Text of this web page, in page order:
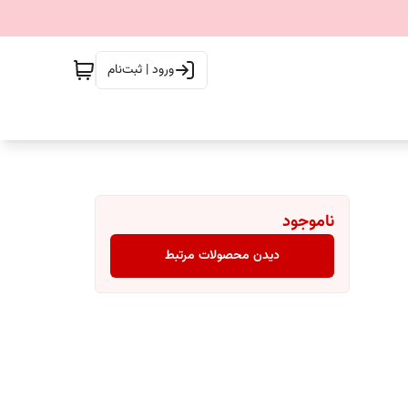
ورود | ثبت‌نام
ناموجود
دیدن محصولات مرتبط